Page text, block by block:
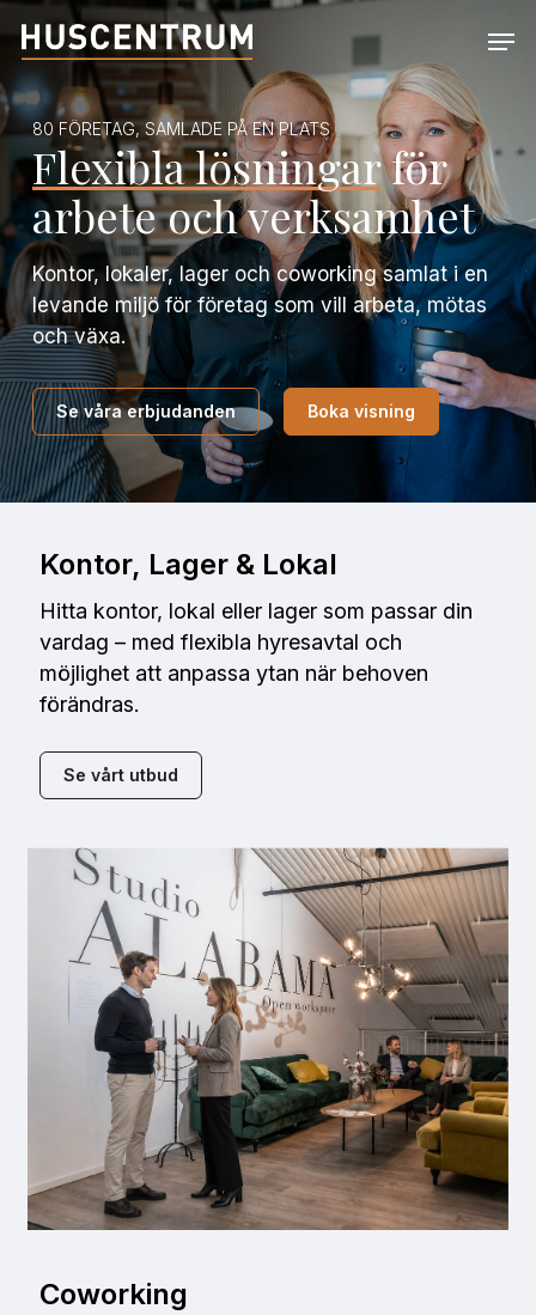
main
content
80 FÖRETAG, SAMLADE PÅ EN PLATS
Flexibla lösningarför
arbete och verksamhet
Kontor, lokaler, lager och coworking samlat i en
levande miljö för företag som vill arbeta, mötas
och växa.
Se våra erbjudanden Boka visning
Kontor, Lager & Lokal
Hitta kontor, lokal eller lager som passar din
vardag – med flexibla hyresavtal och
möjlighet att anpassa ytan när behoven
förändras.
Se vårt utbud
Coworking
Menu